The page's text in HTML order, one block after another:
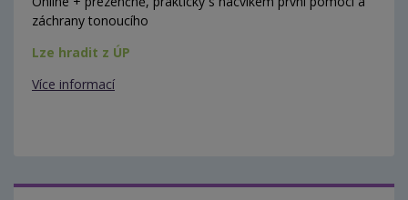
záchrany tonoucího
Lze hradit z ÚP
Více informací